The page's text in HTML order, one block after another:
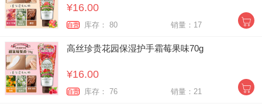
¥16.00
自营 库存： 80 销量：17
高丝珍贵花园保湿护手霜莓果味70g
¥16.00
自营 库存： 76 销量：21